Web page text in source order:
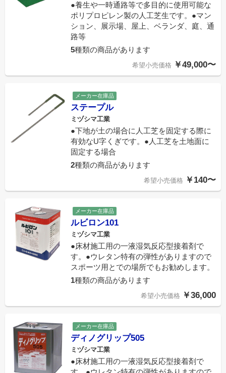
●養生や一時通路等で多目的に使用可能な
ポリプロピレン製の人工芝生です。●マン
ション、展示場、屋上、ベランダ、庭、通
路等
5種類の商品があります
希望小売価格 ￥49,000〜
メーカー在庫品
ステープル
ミヅシマ工業
●下地が土の場合に人工芝を固定する際に
有効なU字くぎです。●人工芝を土地面に
固定する場合
2種類の商品があります
希望小売価格 ￥140〜
メーカー在庫品
ルビロン101
ミヅシマ工業
●床材施工用の一液湿気反応型接着剤で
す。●ウレタン特有の弾性がありますので
スポーツ用とでの場所でもお勧めします。
1種類の商品があります
希望小売価格 ￥36,000
メーカー在庫品
ディノグリップ505
ミヅシマ工業
●床材施工用の一液湿気反応型接着剤で